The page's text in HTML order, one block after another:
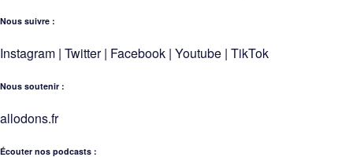
Nous suivre :
Instagram | Twitter| Facebook | Youtube | TikTok
Nous soutenir :
allodons.fr
Écouter nos podcasts :